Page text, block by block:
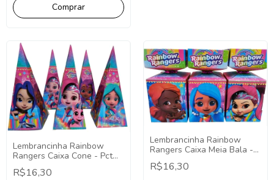
Lembrancinha Rainbow
Rangers Caixa Cone - Pct
com 10
R$16,30
Lembrancinha Rainbow
Rangers Caixa Meia Bala -
Pct com 10
R$16,30